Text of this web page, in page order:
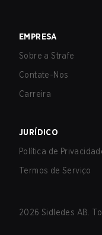
EMPRESA
Sobre a Strafe
Contate-Nos
Carreira
JURÍDICO
Política de
Termos de Serviço
2026 Sidledes AB.